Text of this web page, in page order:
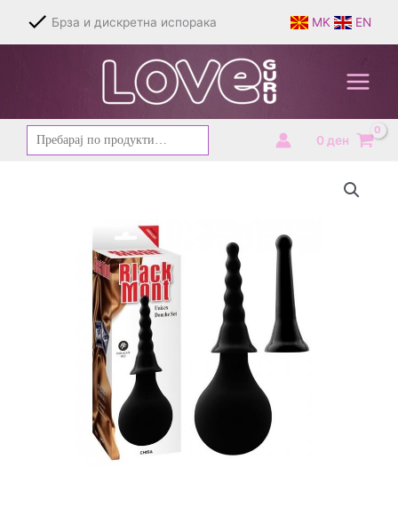
content
Брза и дискретна испорака MK EN
Барај
за:
0 ден